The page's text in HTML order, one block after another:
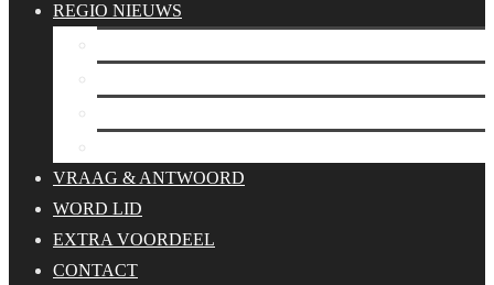
REGIO NIEUWS
VRAAG & ANTWOORD
WORD LID
EXTRA VOORDEEL
CONTACT